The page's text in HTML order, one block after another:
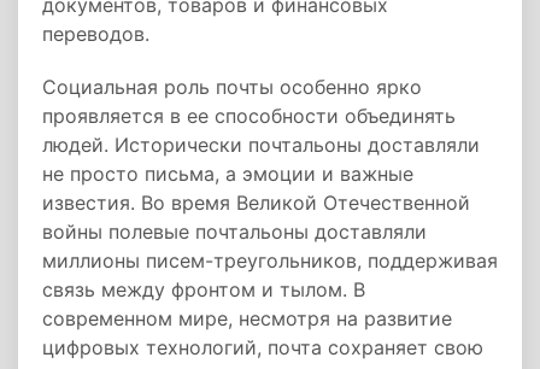
документов, товаров и финансовых
переводов.
Социальная роль почты особенно ярко
проявляется в ее способности объединять
людей. Исторически почтальоны доставляли
не просто письма, а эмоции и важные
известия. Во время Великой Отечественной
войны полевые почтальоны доставляли
миллионы писем-треугольников, поддерживая
связь между фронтом и тылом. В
современном мире, несмотря на развитие
цифровых технологий, почта сохраняет свою